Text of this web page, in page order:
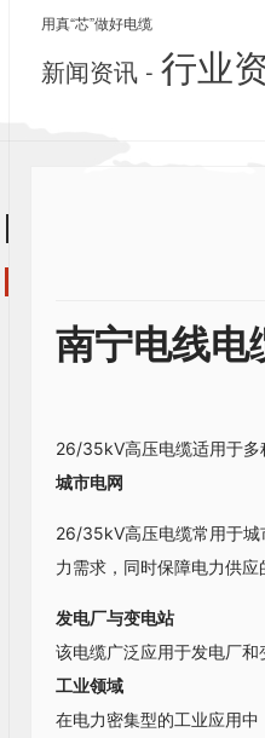
用真“芯”做好电缆
新闻资讯 - 行业
南宁电线电
26/35kV高压电缆适用于多
城市电网
26/35kV高压电缆常用于城
力需求，同时保障电力供应
发电厂与变电站
该电缆广泛应用于发电厂
工业领域
在电力密集型的工业应用